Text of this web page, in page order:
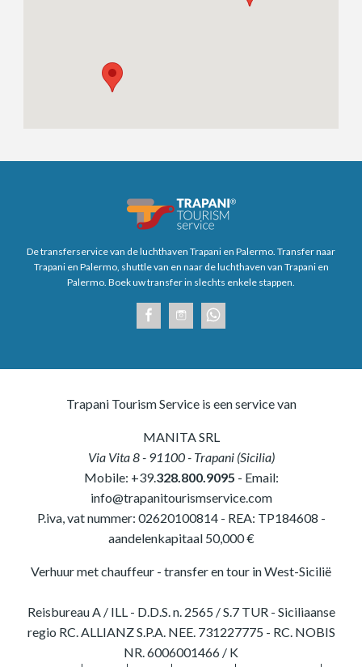
De transferservice van de luchthaven Trapani en Palermo. Transfer naar
Trapani en Palermo, shuttle van en naar de luchthaven van Trapani en
Palermo. Boek uw transfer in slechts enkele stappen.
Trapani Tourism Service is een service van
MANITA SRL
Via Vita 8- 91100- Trapani(Sicilia)
Mobile: +39.328.800.9095 - Email:
info@trapanitourismservice.com
P.iva, vat nummer: 02620100814- REA: TP184608 -
aandelenkapitaal 50,000 €
Verhuur met chauffeur - transfer en tour in West-Sicilië
Reisbureau A / ILL - D.D.S. n. 2565 / S.7 TUR - Siciliaanse
regio RC. ALLIANZ S.P.A. NEE. 731227775 - RC. NOBIS
NR. 6006001466 / K